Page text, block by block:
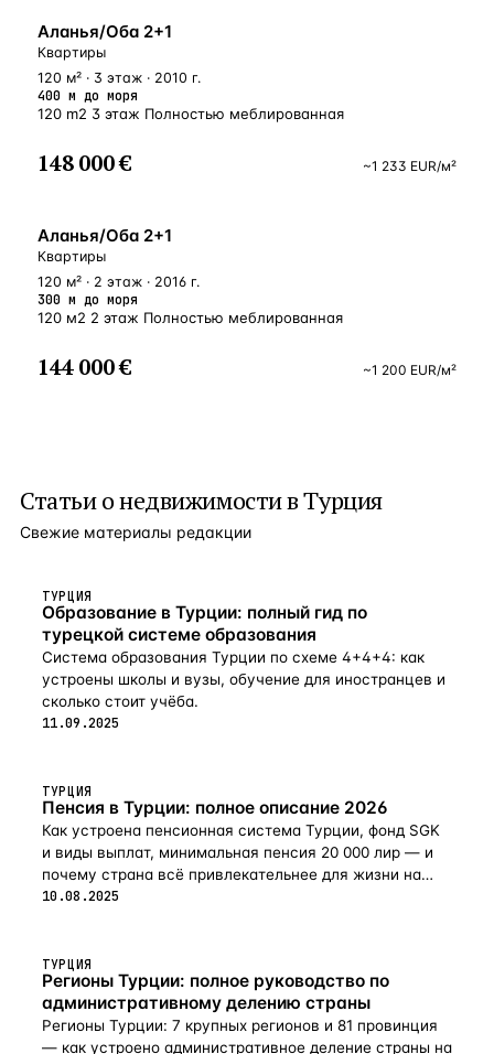
У МОРЯ
Аланья/Оба 2+1
Квартиры
120 м² · 3 этаж · 2010 г.
400 м до моря
120 m2 3 этаж Полностью меблированная
148 000 € ~1 233 EUR/м²
У МОРЯ Аланья/Оба 2+1
Квартиры
120 м² · 2 этаж · 2016 г.
300 м до моря
120 м2 2 этаж Полностью меблированная
144 000 € ~1 200 EUR/м²
Статьи онедвижимости в Турция
Свежие материалы редакции
ТУРЦИЯ
Образование в Турции: полный гид по
турецкой системе образования
Система образования Турции по схеме 4+4+4: как
устроены школы и вузы, обучение для иностранцев и
сколько стоит учёба.
11.09.2025
ТУРЦИЯ
Пенсия в Турции: полное описание 2026
Как устроена пенсионная система Турции, фонд SGK
и виды выплат, минимальная пенсия 20 000 лир — и
почему страна всё привлекательнее для жизни на
пенсии в 2026-м.
10.08.2025
ТУРЦИЯ
Регионы Турции: полное руководство по
административному делению страны
Регионы Турции: 7 крупных регионов и 81 провинция
— как устроено административное деление страны на